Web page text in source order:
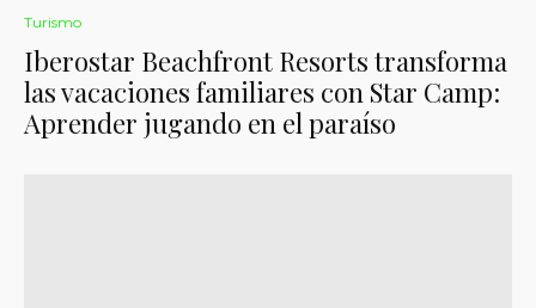
Turismo
Iberostar Beachfront Resorts transforma
las vacaciones familiares con Star Camp:
Aprender jugando en el paraíso